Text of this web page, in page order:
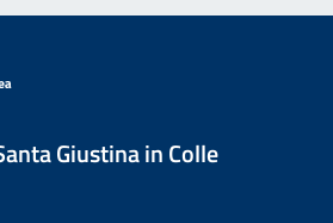
Giustina in Colle